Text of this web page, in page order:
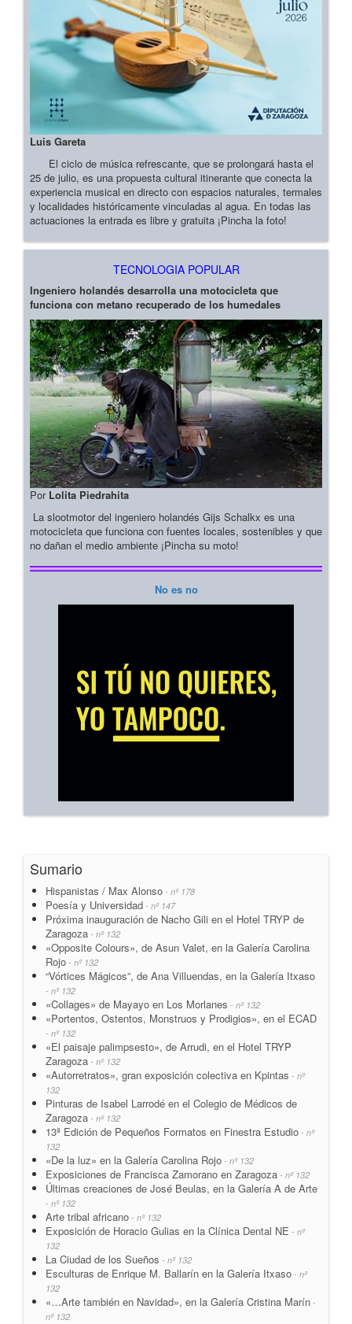
Luis Gareta
El ciclo de música refrescante, que se prolongará hasta el
25 de julio, es una propuesta cultural itinerante que conecta la
experiencia musical en directo con espacios naturales, termales
y localidades históricamente vinculadas al agua. En todas las
actuaciones la entrada es libre y gratuita ¡Pincha la foto!
TECNOLOGIA POPULAR
Ingeniero holandés desarrolla una motocicleta que
funciona con metano recuperado de los humedales
Por Lolita Piedrahita
La slootmotor del ingeniero holandés Gijs Schalkx es una
motocicleta que funciona con fuentes locales, sostenibles y que
no dañan el medio ambiente ¡Pincha su moto!
No es no
Sumario
Hispanistas / Max Alonso - nº 178
Poesía y Universidad - nº 147
Próxima inauguración de Nacho Gili en el Hotel TRYP de
Zaragoza - nº 132
«Opposite Colours», de Asun Valet, en la Galería Carolina
Rojo - nº 132
“Vórtices Mágicos”, de Ana Villuendas, en la Galería Itxaso
- nº 132
«Collages» de Mayayo en Los Morlanes - nº 132
«Portentos, Ostentos, Monstruos y Prodigios», en el ECAD
- nº 132
«El paisaje palimpsesto», de Arrudi, en el Hotel TRYP
Zaragoza - nº 132
«Autorretratos», gran exposición colectiva en Kpintas - nº
132
Pinturas de Isabel Larrodé en el Colegio de Médicos de
Zaragoza - nº 132
13ª Edición de Pequeños Formatos en Finestra Estudio - nº
132
«De la luz» en la Galería Carolina Rojo - nº 132
Exposiciones de Francisca Zamorano en Zaragoza - nº 132
Últimas creaciones de José Beulas, en la Galería A de Arte
- nº 132
Arte tribal africano - nº 132
Exposición de Horacio Gulias en la Clínica Dental NE - nº
132
La Ciudad de los Sueños - nº 132
Esculturas de Enrique M. Ballarín en la Galería Itxaso - nº
132
«…Arte también en Navidad», en la Galería Cristina Marín -
nº 132